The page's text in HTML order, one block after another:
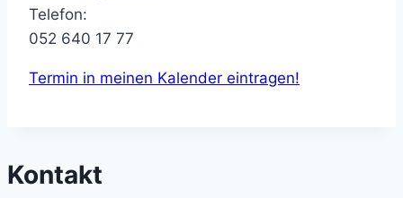
Telefon:
052 640 17 77
Termin in meinen Kalender eintragen!
Kontakt